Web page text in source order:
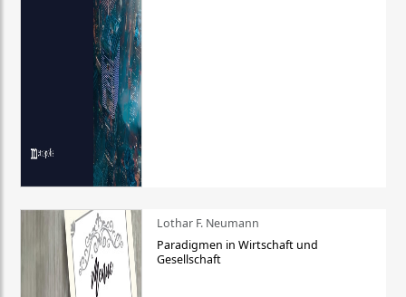
Lothar F. Neumann
Paradigmen in Wirtschaft und
Gesellschaft